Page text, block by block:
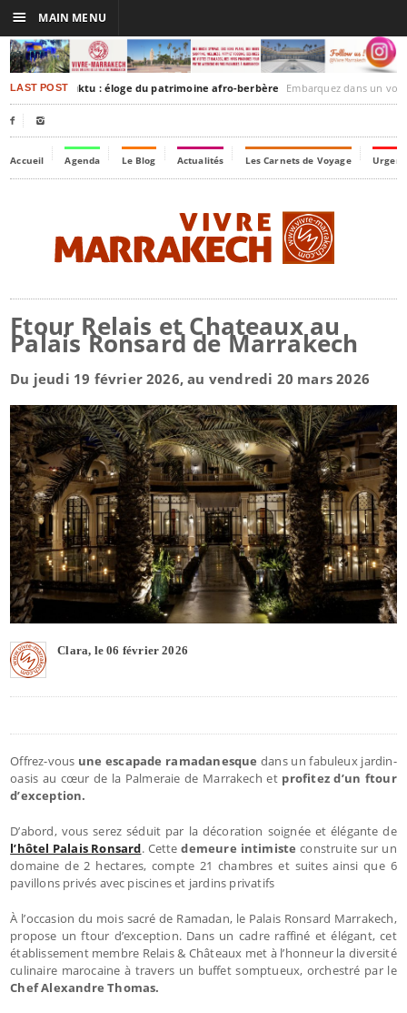
LAST POSTTimbuktu : éloge du patrimoine afro-berbère Embarquez dans un voyage culturel dans le
 
Accueil Agenda Le Blog Actualités Les Carnets de Voyage
Ftour Relais et Chateaux au
Palais Ronsard de Marrakech
Du jeudi 19 février 2026, au vendredi 20 mars 2026
Clara, le 06 février 2026
Offrez-vous une escapade ramadanesque dans un fabuleux jardin-
oasis au cœur de la Palmeraie de Marrakech et profitez d’un ftour
d’exception.
D’abord, vous serez séduit par la décoration soignée et élégante de
l’hôtel Palais Ronsard. Cettedemeure intimiste construite sur un
domaine de 2 hectares, compte 21 chambres et suites ainsi que 6
pavillons privés avec piscines et jardins privatifs
À l’occasion du mois sacré de Ramadan, le Palais Ronsard Marrakech,
propose un ftour d’exception. Dans un cadre raffiné et élégant, cet
établissement membre Relais & Châteaux met à l’honneur la diversité
culinaire marocaine à travers un buffet somptueux, orchestré par le
Chef Alexandre Thomas.
☰ MAIN MENU